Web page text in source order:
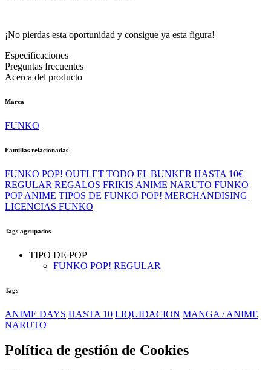
¡No pierdas esta oportunidad y consigue ya esta figura!
Especificaciones
Preguntas frecuentes
Acerca del producto
Marca
FUNKO
Familias relacionadas
FUNKO POP! OUTLET TODO EL BUNKER HASTA 10€
REGULAR REGALOS FRIKIS ANIME NARUTO FUNKO
POP ANIME TIPOS DE FUNKO POP! MERCHANDISING
LICENCIAS FUNKO
Tags agrupados
TIPO DE POP
FUNKO POP! REGULAR
Tags
ANIME DAYS HASTA 10 LIQUIDACION MANGA / ANIME
NARUTO
Política de gestión de Cookies